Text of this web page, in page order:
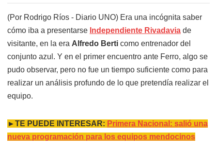
(Por Rodrigo Ríos - Diario UNO) Era una incógnita saber
cómo iba a presentarse Independiente Rivadavia de
visitante, en la era Alfredo Berti como entrenador del
conjunto azul. Y en el primer encuentro ante Ferro, algo se
pudo observar, pero no fue un tiempo suficiente como para
realizar un análisis profundo de lo que pretendía realizar el
equipo.
►TE PUEDE INTERESAR: Primera Nacional: salió una
nueva programación para los equipos mendocinos